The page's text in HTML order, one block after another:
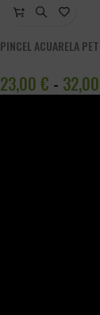
PINCEL ACUARELA
23,00 € - 32,00